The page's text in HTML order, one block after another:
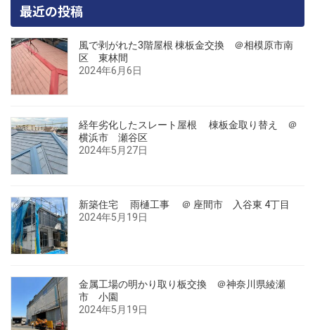
最近の投稿
風で剥がれた3階屋根 棟板金交換 ＠相模原市南
区 東林間
2024年6月6日
経年劣化したスレート屋根 棟板金取り替え ＠
横浜市 瀬谷区
2024年5月27日
新築住宅 雨樋工事 ＠ 座間市 入谷東 4丁目
2024年5月19日
金属工場の明かり取り板交換 ＠神奈川県綾瀬
市 小園
2024年5月19日